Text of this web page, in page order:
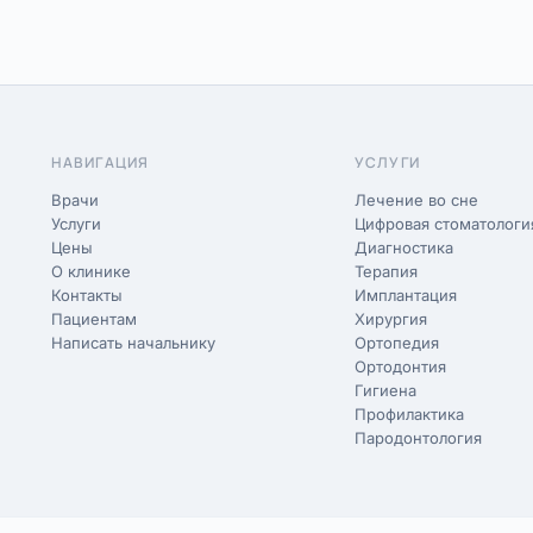
НАВИГАЦИЯ
Врачи
Услуги
Цены
О клинике
Контакты
Пациентам
Написать начальнику
УСЛУГИ
Лечение во сне
Цифровая
Диагностика
Терапия
Имплантация
Хирургия
Ортопедия
Ортодонтия
Гигиена
Профилактика
Пародонтология